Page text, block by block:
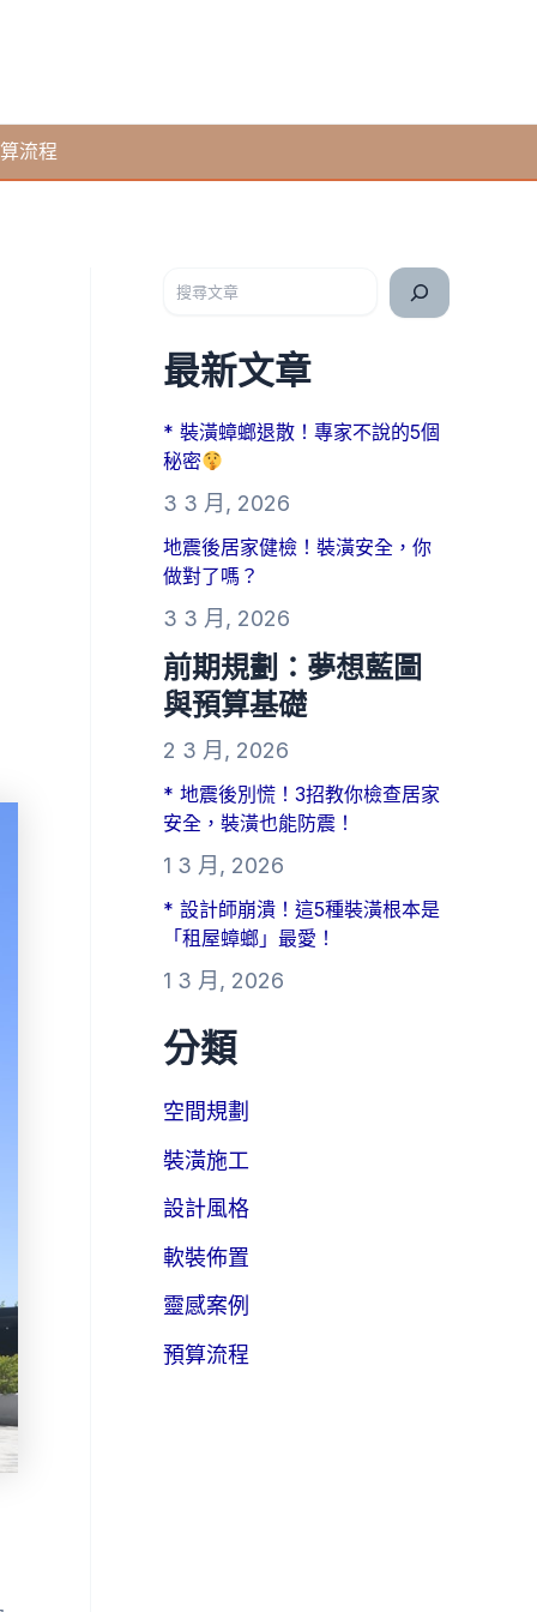
流程
最新文章
* 裝潢蟑螂退散！專家不說的5個
秘密
3 3 月, 2026
地震後居家健檢！裝潢安全，你
做對了嗎？
3 3 月, 2026
前期規劃：夢想藍圖
與預算基礎
2 3 月, 2026
* 地震後別慌！3招教你檢查居家
安全，裝潢也能防震！
1 3 月, 2026
* 設計師崩潰！這5種裝潢根本是
「租屋蟑螂」最愛！
1 3 月, 2026
分類
空間規劃
裝潢施工
設計風格
軟裝佈置
靈感案例
預算流程